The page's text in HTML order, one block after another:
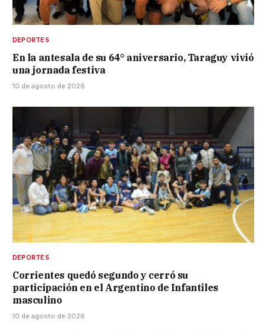
DEPORTES
En la antesala de su 64° aniversario, Taraguy vivió
una jornada festiva
10 de agosto de 2026
DEPORTES
Corrientes quedó segundo y cerró su
participación en el Argentino de Infantiles
masculino
10 de agosto de 2026